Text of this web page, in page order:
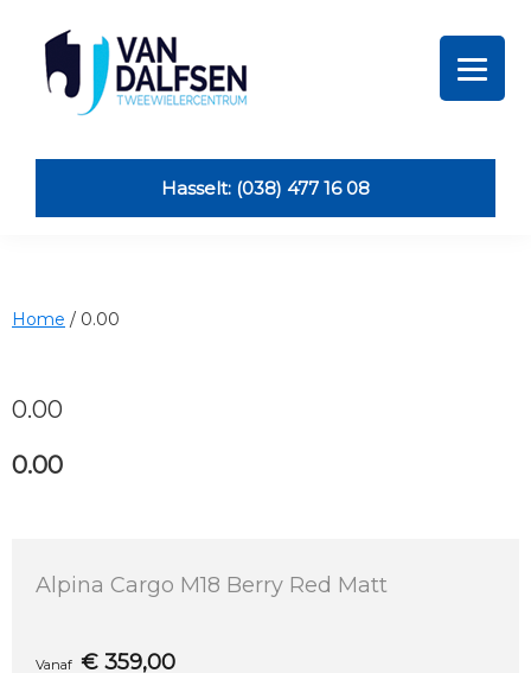
primary
navigation
footer
Dalfsen
TweewielersHasselt: (038) 477 16 08
Home / 0.00
0.00
0.00
Alpina Cargo M18 Berry Red Matt
Vanaf € 359,00